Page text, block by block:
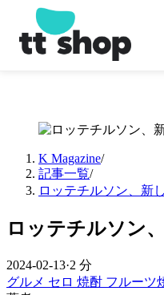
K Magazine/
記事一覧/
ロッテチルソン、新
ロッテチルソン
2024-02-13·2 分
グルメ セロ 焼酎 フルーツ